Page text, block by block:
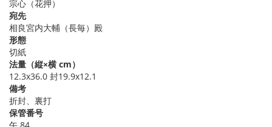
宗心（花押）
宛先
相良宮内大輔（長毎）殿
形態
切紙
法量（縦×横 cm）
12.3x36.0 封19.9x12.1
備考
折封、裏打
保管番号